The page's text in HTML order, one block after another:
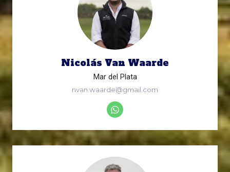
Nicolás Van Waarde
Mar del Plata
nvan.waarde@gmail.com